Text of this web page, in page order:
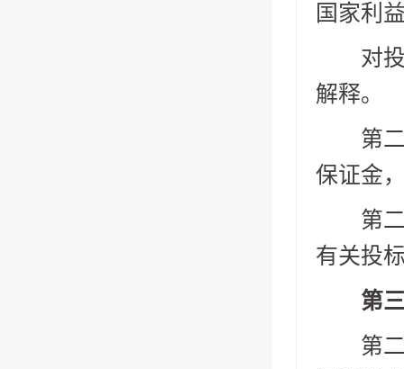
国家利
对投
解释。
第二
保证金
第二
有关投
第三
第二